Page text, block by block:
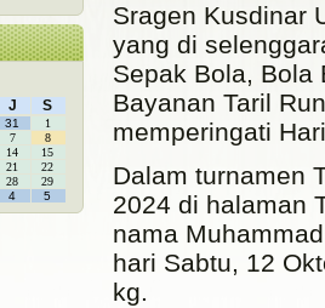
J S
31
1
7
8
14
15
21
22
28
29
4 5
Sragen Kusdinar
yang di
Sepak Bola, Bola
Bayanan Taril
memperingati
Dalam turnamen
2024 di halaman
nama
hari Sabtu, 12
kg.